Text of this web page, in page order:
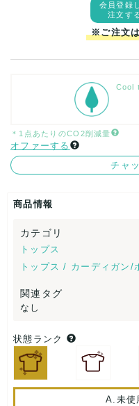
会員登録
注文す
※ご注文
Cool
＊1点あたりのCO2削減量
オファーする
チャ
商品情報
カテゴリ
トップス
トップス / カーディガン/
関連タグ
なし
状態ランク
A.未使